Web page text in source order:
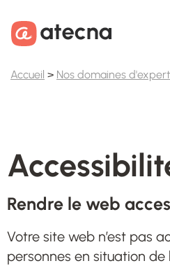
Accueil > Nos domaines
Votre site web n’est pas
personnes en situation